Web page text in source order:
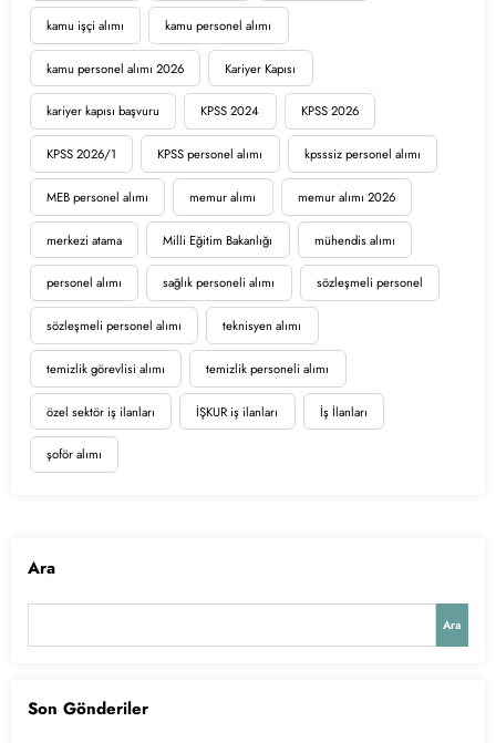
kamu işçi alımı kamu personel alımı
kamu personel alımı 2026 Kariyer Kapısı
kariyer kapısı başvuru KPSS 2024 KPSS 2026
KPSS 2026/1 KPSS personel alımı kpsssiz personel alımı
MEB personel alımı memur alımı memur alımı 2026
merkezi atama Milli Eğitim Bakanlığı mühendis alımı
personel alımı sağlık personeli alımı sözleşmeli personel
sözleşmeli personel alımı teknisyen alımı
temizlik görevlisi alımı temizlik personeli alımı
özel sektör iş ilanları İŞKUR iş ilanları İş İlanları
şoför alımı
Ara
Ara
Son Gönderiler